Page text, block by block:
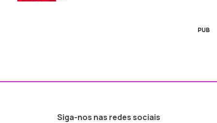
PUB
Siga-nos nas redes sociais